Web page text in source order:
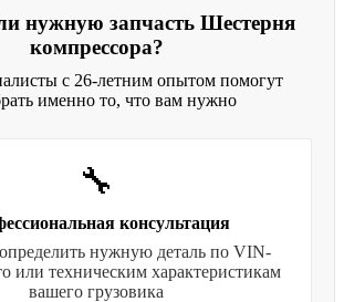
нужную запчасть Шестерня
компрессора?
с 26-летним опытом помогут
именно то, что вам нужно
🔧
консультация
нужную деталь по VIN-
или техническим характеристикам
вашего грузовика